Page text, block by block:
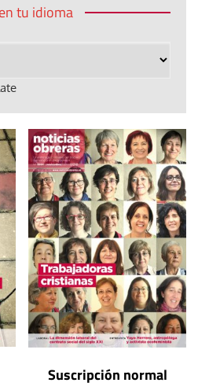
tu idioma
Suscripción normal